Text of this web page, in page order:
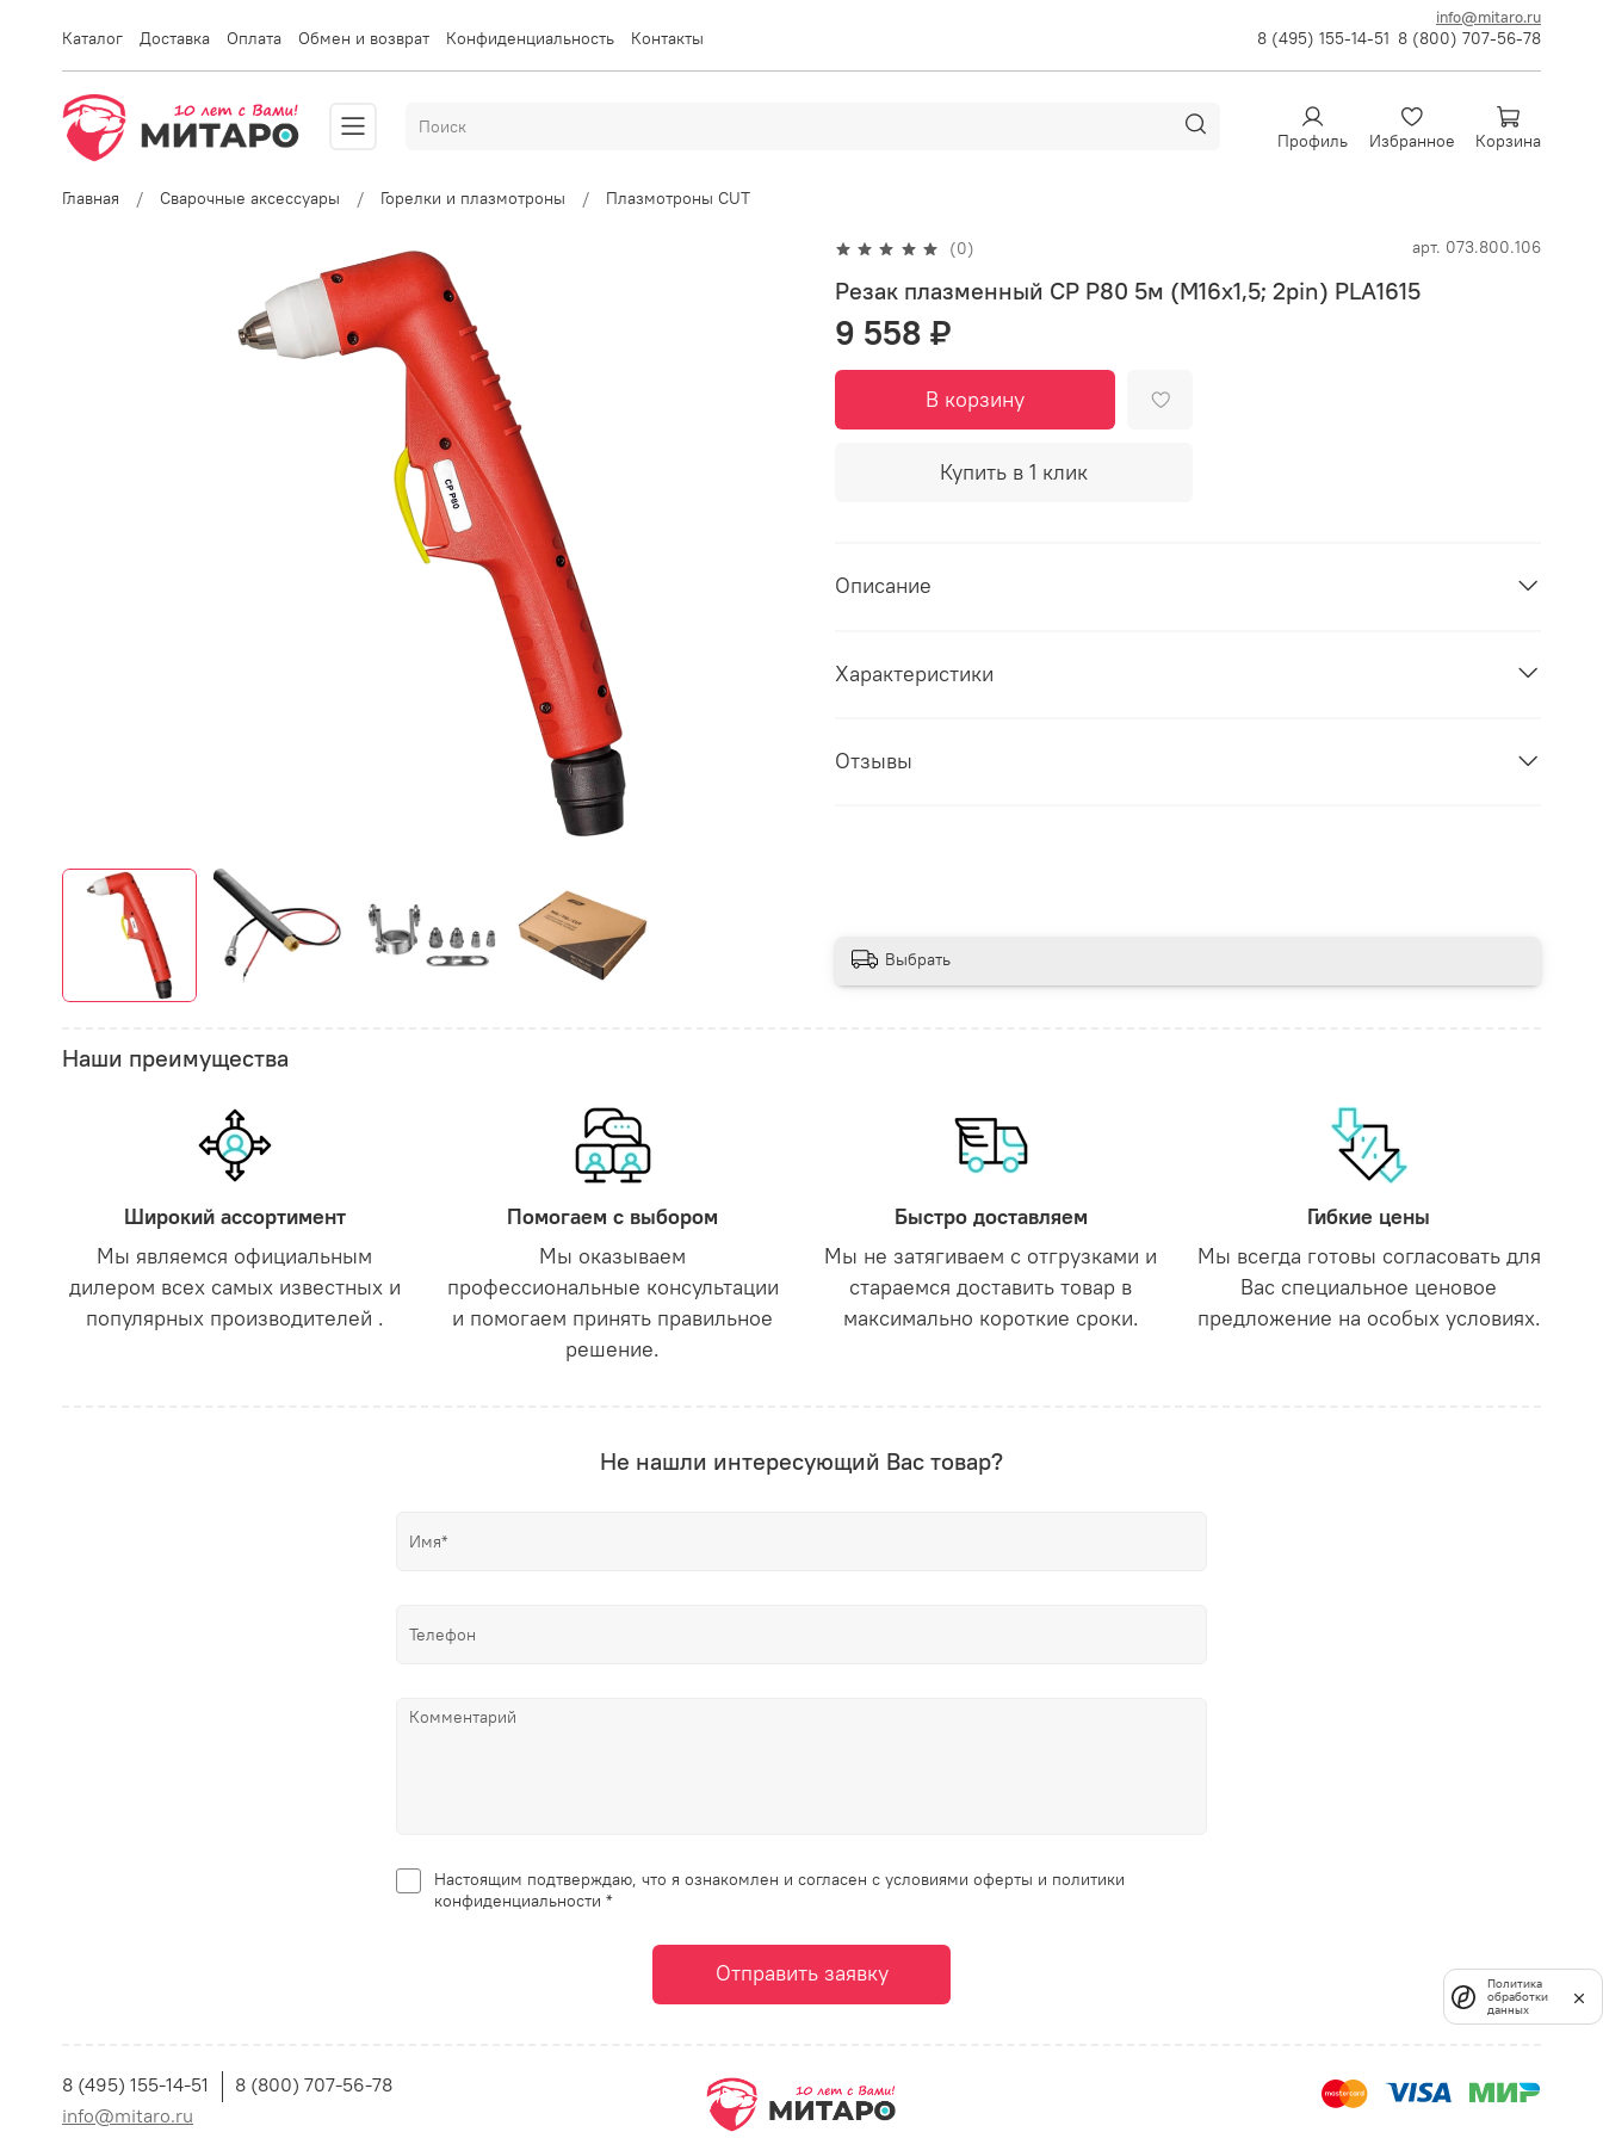
info@mitaro.ru
Каталог Доставка Оплата Обмен и возврат Конфиденциальность Контакты 8 (495) 155-14-51 8 (800) 707-56-78
Профиль Избранное Корзина
Главная Сварочные аксессуары Горелки и плазмотроны Плазмотроны CUT
(0) арт. 073.800.106
Резак плазменный CP P80 5м (M16х1,5; 2pin) PLA1615
9 558 ₽
В корзину
Купить в 1 клик
Описание
Характеристики
Отзывы
Выбрать
Наши преимущества
Широкий ассортимент
Мы являемся официальным
дилером всех самых известных и
популярных производителей .
Помогаем с выбором
Мы оказываем
профессиональные консультации
и помогаем принять правильное
решение.
Быстро доставляем
Мы не затягиваем с отгрузками и
стараемся доставить товар в
максимально короткие сроки.
Гибкие цены
Мы всегда готовы согласовать для
Вас специальное ценовое
предложение на особых условиях.
Не нашли интересующий Вас товар?
Настоящим подтверждаю, что я ознакомлен и согласен с условиями оферты и политики
конфиденциальности *
Отправить заявку
8 (495) 155-14-51
8 (800) 707-56-78
info@mitaro.ru
Политика
обработки
данных